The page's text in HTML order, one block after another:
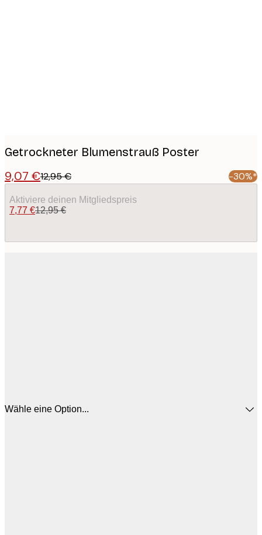
Getrockneter Blumenstrauß Poster
9,07 €12,95 € -30%*
Aktiviere deinen Mitgliedspreis
7,77 €12,95 €
Wähle eine Option...